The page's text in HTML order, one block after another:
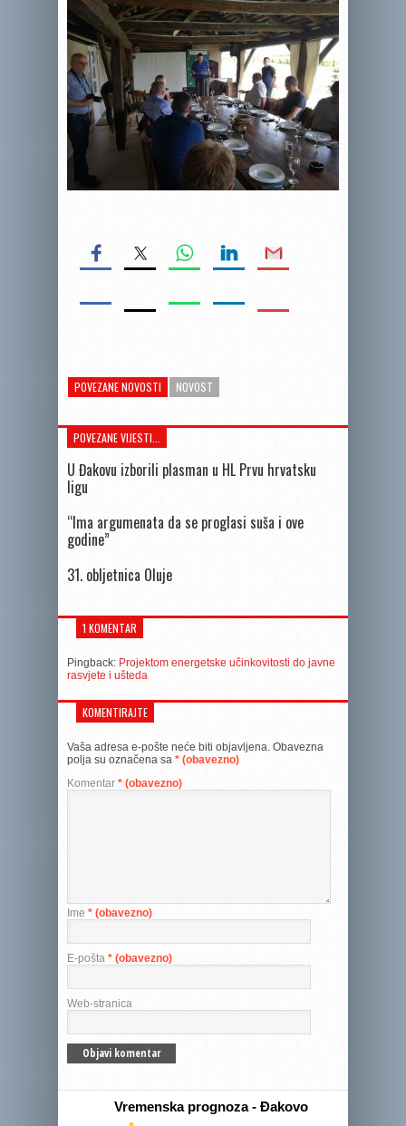
POVEZANE NOVOSTI NOVOST
POVEZANE VIJESTI...
U Đakovu izborili plasman u HL Prvu hrvatsku
ligu
“Ima argumenata da se proglasi suša i ove
godine”
31. obljetnica Oluje
1 KOMENTAR
Pingback: Projektom energetske učinkovitosti do javne
rasvjete i ušteda
KOMENTIRAJTE
Vaša adresa e-pošte neće biti objavljena. Obavezna
polja su označena sa * (obavezno)
Komentar * (obavezno)
Ime * (obavezno)
E-pošta * (obavezno)
Web-stranica
Vremenska prognoza - Đakovo